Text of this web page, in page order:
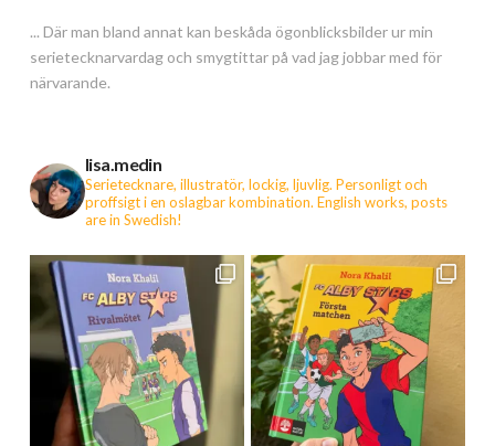
... Där man bland annat kan beskåda ögonblicksbilder ur min
serietecknarvardag och smygtittar på vad jag jobbar med för
närvarande.
lisa.medin
Serietecknare, illustratör, lockig, ljuvlig. Personligt och
proffsigt i en oslagbar kombination. English works, posts
are in Swedish!